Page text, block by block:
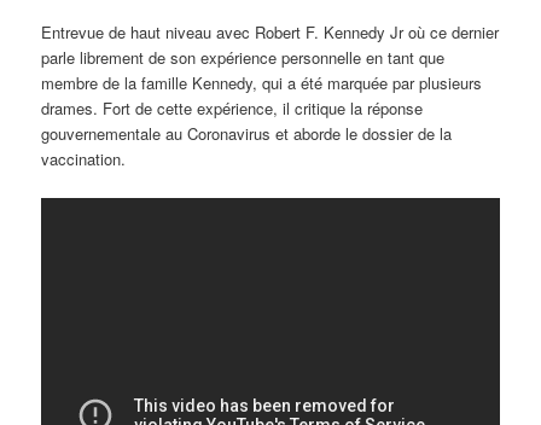
Entrevue de haut niveau avec Robert F. Kennedy Jr où ce dernier
parle librement de son expérience personnelle en tant que
membre de la famille Kennedy, qui a été marquée par plusieurs
drames. Fort de cette expérience, il critique la réponse
gouvernementale au Coronavirus et aborde le dossier de la
vaccination.